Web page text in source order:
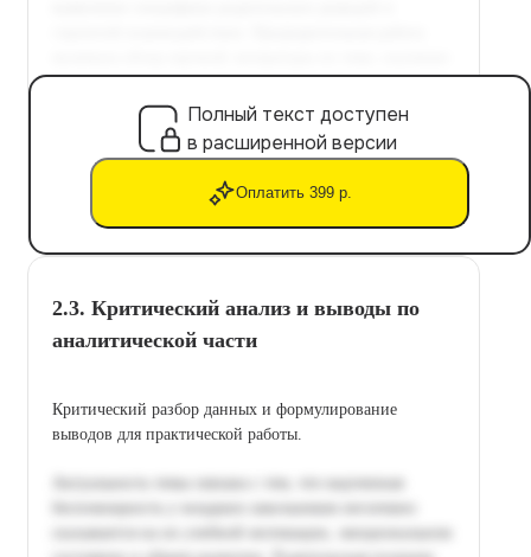
Полный текст доступен
в расширенной версии
Оплатить 399 р.
2.3. Критический анализ и выводы по
аналитической части
Критический разбор данных и формулирование
выводов для практической работы.